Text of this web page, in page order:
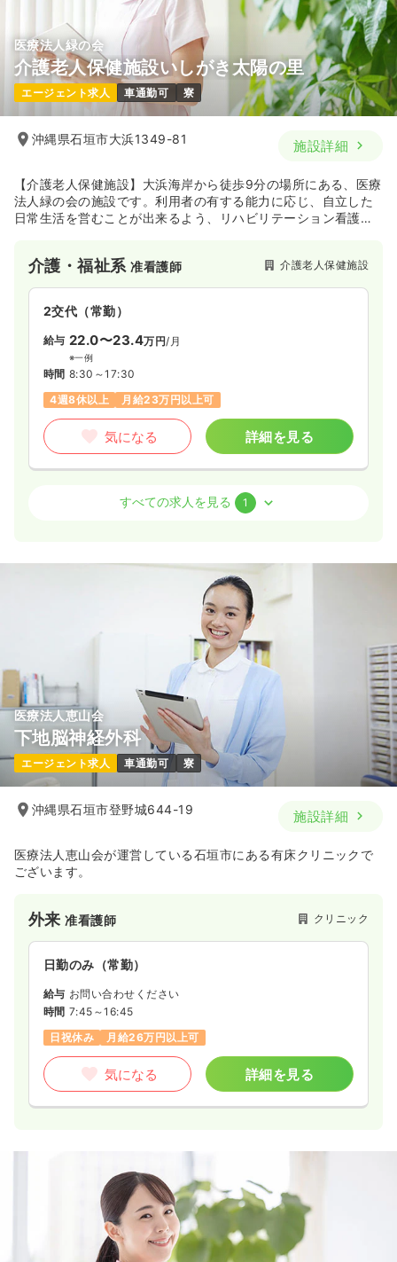
医療法人緑の会
介護老人保健施設いしがき太陽の里
エージェント求人 車通勤可 寮
沖縄県石垣市大浜1349-81 施設詳細
【介護老人保健施設】大浜海岸から徒歩9分の場所にある、医療
法人緑の会の施設です。利用者の有する能力に応じ、自立した
日常生活を営むことが出来るよう、リハビリテーション看護、
介護・福祉系准看護師 介護老人保健施設
2交代（常勤）
給与 22.0〜23.4万円/月
※一例
時間 8:30～17:30
4週8休以上
月給23万円以上可
気になる 詳細を見る
介護・福祉系准看護師 デイケア・デイサービス
19.2〜20.6 万円/月
4週8休以上
月給20万円以上可
詳細を見る
すべての求人を見る 1
医療法人恵山会
下地脳神経外科
エージェント求人 車通勤可 寮
沖縄県石垣市登野城644-19 施設詳細
医療法人恵山会が運営している石垣市にある有床クリニックで
ございます。
外来准看護師 クリニック
日勤のみ（常勤）
給与 お問い合わせください
時間 7:45～16:45
日祝休み
月給26万円以上可
気になる 詳細を見る